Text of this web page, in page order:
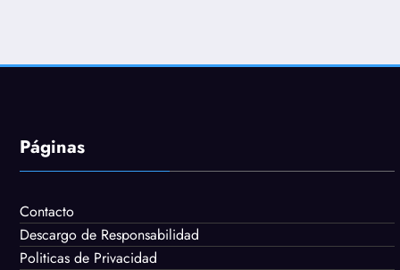
Páginas
Contacto
Descargo de Responsabilidad
Politicas de Privacidad